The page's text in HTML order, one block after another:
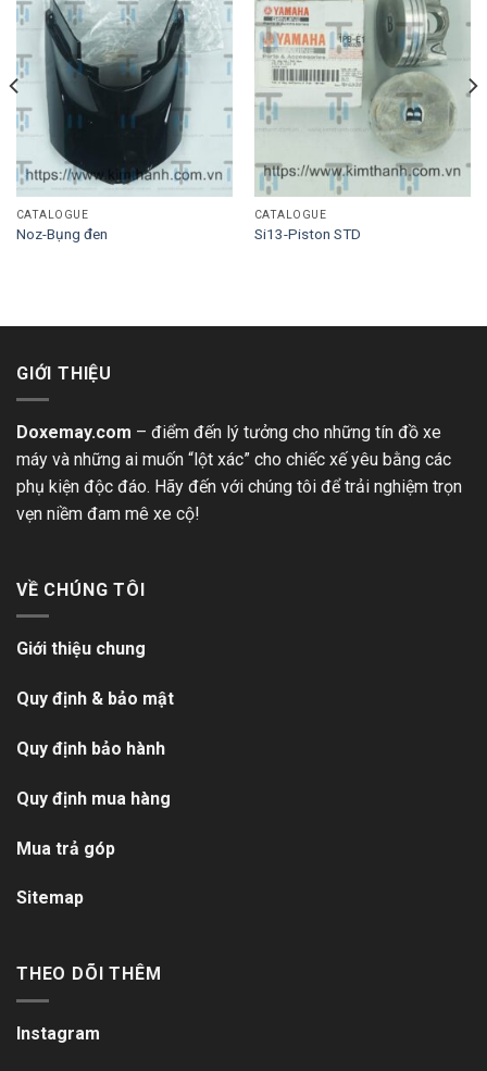
CATALOGUE
Noz-Bụng đen
CATALOGUE
Si13-Piston STD
GIỚI THIỆU
Doxemay.com – điểm đến lý tưởng cho những tín đồ xe
máy và những ai muốn “lột xác” cho chiếc xế yêu bằng các
phụ kiện độc đáo. Hãy đến với chúng tôi để trải nghiệm trọn
vẹn niềm đam mê xe cộ!
VỀ CHÚNG TÔI
Giới thiệu chung
Quy định & bảo mật
Quy định bảo hành
Quy định mua hàng
Mua trả góp
Sitemap
THEO DÕI THÊM
Instagram